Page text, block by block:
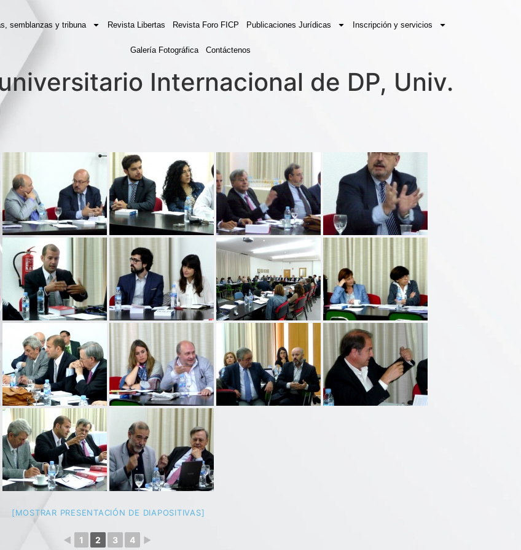
semblanzas y tribuna Revista Libertas Revista Foro FICP Publicaciones Jurídicas Inscripción y servicios
Galería Fotográfica Contáctenos
Internacional de DP, Univ.
[MOSTRAR PRESENTACIÓN DE DIAPOSITIVAS]
◄ 1 2 3 4 ►